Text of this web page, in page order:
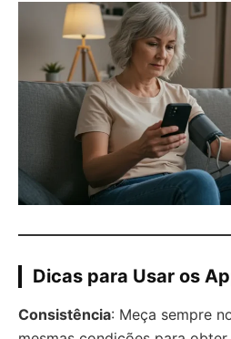
Dicas para Usar os
Consistência: Meça sempre